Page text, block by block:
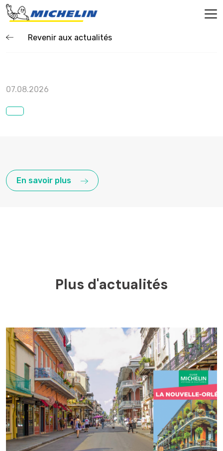
Revenir aux actualités
07.08.2026
En savoir plus
Plus d'actualités